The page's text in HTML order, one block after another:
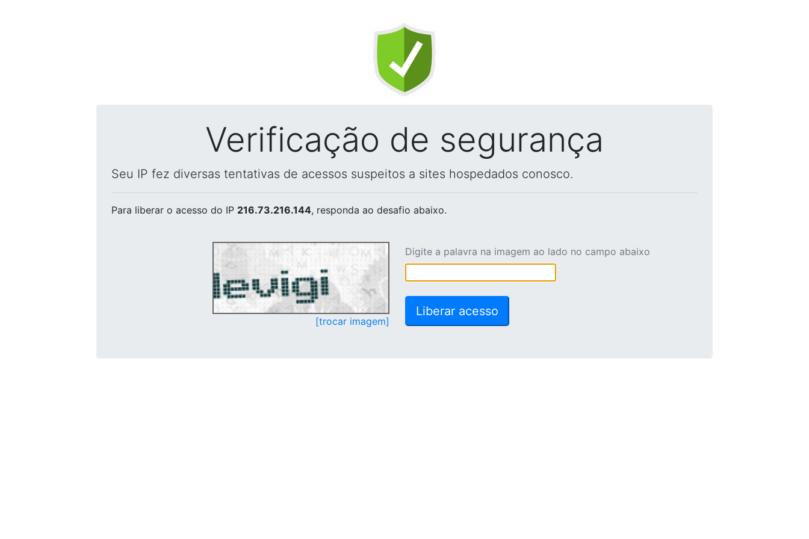
Verificação de segurança
Seu IP fez diversas tentativas de acessos suspeitos a sites hospedados conosco.
Para liberar o acesso do IP 216.73.216.144, responda ao desafio abaixo.
[trocar imagem]
Digite a palavra na imagem ao lado no campo abaixo